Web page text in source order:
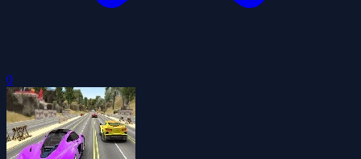
0